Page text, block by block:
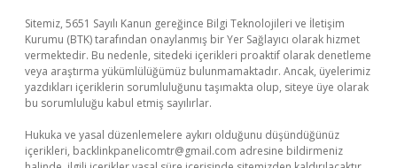
Sitemiz, 5651 Sayılı Kanun gereğince Bilgi Teknolojileri ve İletişim
Kurumu (BTK) tarafından onaylanmış bir Yer Sağlayıcı olarak hizmet
vermektedir. Bu nedenle, sitedeki içerikleri proaktif olarak denetleme
veya araştırma yükümlülüğümüz bulunmamaktadır. Ancak, üyelerimiz
yazdıkları içeriklerin sorumluluğunu taşımakta olup, siteye üye olarak
bu sorumluluğu kabul etmiş sayılırlar.
Hukuka ve yasal düzenlemelere aykırı olduğunu düşündüğünüz
içerikleri, backlinkpanelicomtr@gmail.com adresine bildirmeniz